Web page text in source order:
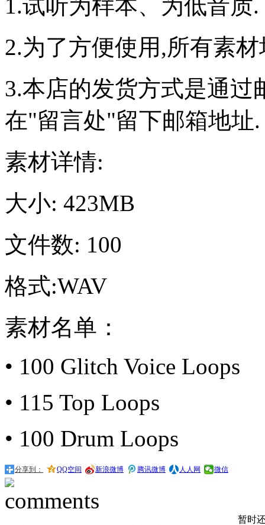
1.试听为样本、为低音质.
2.为了方便使用,所有素
3.本店的发货方式是通过
在"留言处"留下邮箱地址.
素材详情:
大小: 423MB
文件数: 100
格式:WAV
素材名单：
• 100 Glitch Voice Loops
• 115 Top Loops
• 100 Drum Loops
分享到： QQ空间 新浪微博 腾讯微博 人人网 微信
暂时